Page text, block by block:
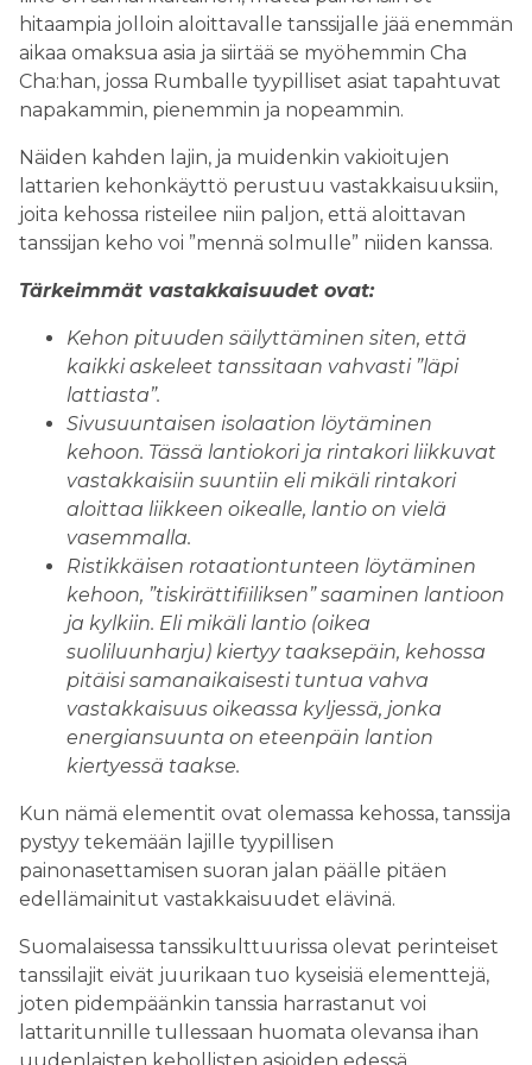
hitaampia jolloin aloittavalle tanssijalle jää enemmän
aikaa omaksua asia ja siirtää se myöhemmin Cha
Cha:han, jossa Rumballe tyypilliset asiat tapahtuvat
napakammin, pienemmin ja nopeammin.
Näiden kahden lajin, ja muidenkin vakioitujen
lattarien kehonkäyttö perustuu vastakkaisuuksiin,
joita kehossa risteilee niin paljon, että aloittavan
tanssijan keho voi ”mennä solmulle” niiden kanssa.
Tärkeimmät vastakkaisuudet ovat:
Kehon pituuden säilyttäminen siten, että
kaikki askeleet tanssitaan vahvasti ”läpi
lattiasta”.
Sivusuuntaisen isolaation löytäminen
kehoon. Tässä lantiokori ja rintakori liikkuvat
vastakkaisiin suuntiin eli mikäli rintakori
aloittaa liikkeen oikealle, lantio on vielä
vasemmalla.
Ristikkäisen rotaationtunteen löytäminen
kehoon, ”tiskirättifiiliksen” saaminen lantioon
ja kylkiin. Eli mikäli lantio (oikea
suoliluunharju) kiertyy taaksepäin, kehossa
pitäisi samanaikaisesti tuntua vahva
vastakkaisuus oikeassa kyljessä, jonka
energiansuunta on eteenpäin lantion
kiertyessä taakse.
Kun nämä elementit ovat olemassa kehossa, tanssija
pystyy tekemään lajille tyypillisen
painonasettamisen suoran jalan päälle pitäen
edellämainitut vastakkaisuudet elävinä.
Suomalaisessa tanssikulttuurissa olevat perinteiset
tanssilajit eivät juurikaan tuo kyseisiä elementtejä,
joten pidempäänkin tanssia harrastanut voi
lattaritunnille tullessaan huomata olevansa ihan
uudenlaisten kehollisten asioiden edessä.